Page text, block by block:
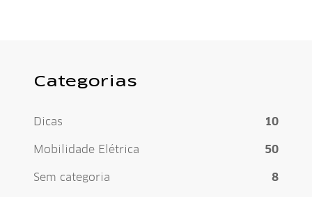
Categorias
Dicas
10
Mobilidade Elétrica
50
Sem categoria
8